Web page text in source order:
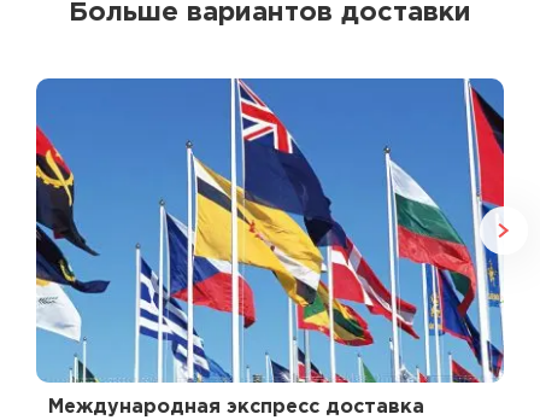
Больше вариантов доставки
Международная экспресс доставка